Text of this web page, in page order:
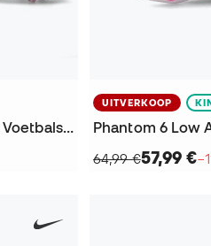
Tiempo Maestro Elite AG-Pro Voetbalschoenen
UITVERKOOP
64,99 €57,99 €